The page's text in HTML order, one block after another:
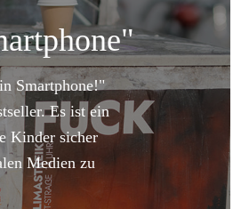
Smartphone!"
Es ist ein
Kinder sicher
Medien zu